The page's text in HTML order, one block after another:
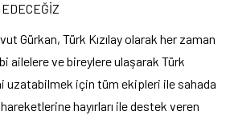
Gürkan, Türk Kızılay olarak her zaman
ailelere ve bireylere ulaşarak Türk
uzatabilmek için tüm ekipleri ile sahada
hayırları ile destek veren